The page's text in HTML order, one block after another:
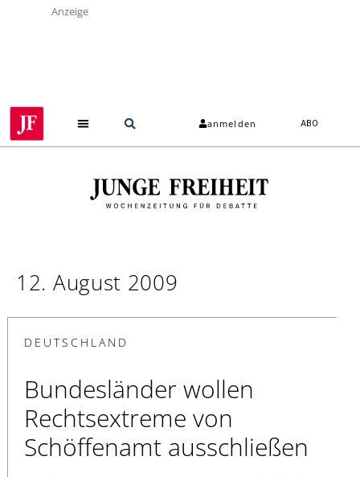
Anzeige
anmelden ABO
12. August 2009
DEUTSCHLAND
Bundesländer wollen
Rechtsextreme von
Schöffenamt ausschließen